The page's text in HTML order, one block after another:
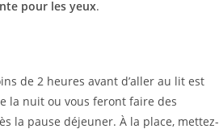
pour les yeux.
de 2 heures avant d’aller au lit est
la nuit ou vous feront faire des
la pause déjeuner. À la place, mettez-